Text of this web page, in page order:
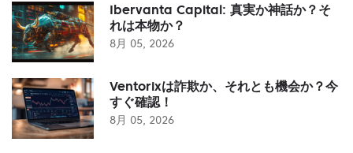
Ibervanta Capital: 真実か神話か？そ
れは本物か？
8月 05, 2026
Ventorixは詐欺か、それとも機会か？今
すぐ確認！
8月 05, 2026